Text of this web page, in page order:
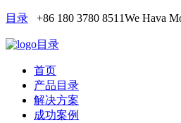
目录 +86 180 3780 8511We Hava
目录
首页
产品目录
解决方案
成功案例